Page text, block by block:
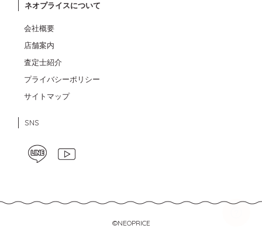
ネオプライスについて
会社概要
店舗案内
査定士紹介
プライバシーポリシー
サイトマップ
SNS
©NEOPRICE